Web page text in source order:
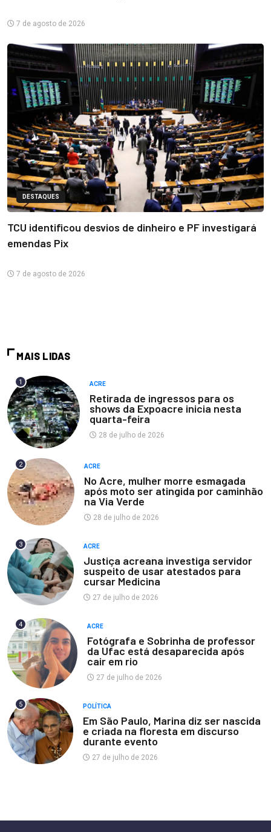
7 de agosto de 2026
DESTAQUES
TCU identificou desvios de dinheiro e PF investigará
emendas Pix
7 de agosto de 2026
MAIS LIDAS
1 ACRE
Retirada de ingressos para os
shows da Expoacre inicia nesta
quarta-feira
28 de julho de 2026
2 ACRE
No Acre, mulher morre esmagada
após moto ser atingida por caminhão
na Via Verde
28 de julho de 2026
3 ACRE
Justiça acreana investiga servidor
suspeito de usar atestados para
cursar Medicina
27 de julho de 2026
4 ACRE
Fotógrafa e Sobrinha de professor
da Ufac está desaparecida após
cair em rio
27 de julho de 2026
5 POLÍTICA
Em São Paulo, Marina diz ser nascida
e criada na floresta em discurso
durante evento
27 de julho de 2026